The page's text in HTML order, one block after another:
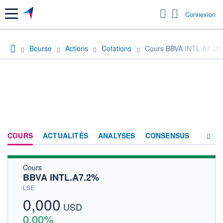
Menu Connexion
Bourse Actions Cotations Cours BBVA INTL.A7.2%
COURS ACTUALITÉS ANALYSES CONSENSUS
Cours
BBVA INTL.A7.2%
LSE
0,000 USD
0,00%